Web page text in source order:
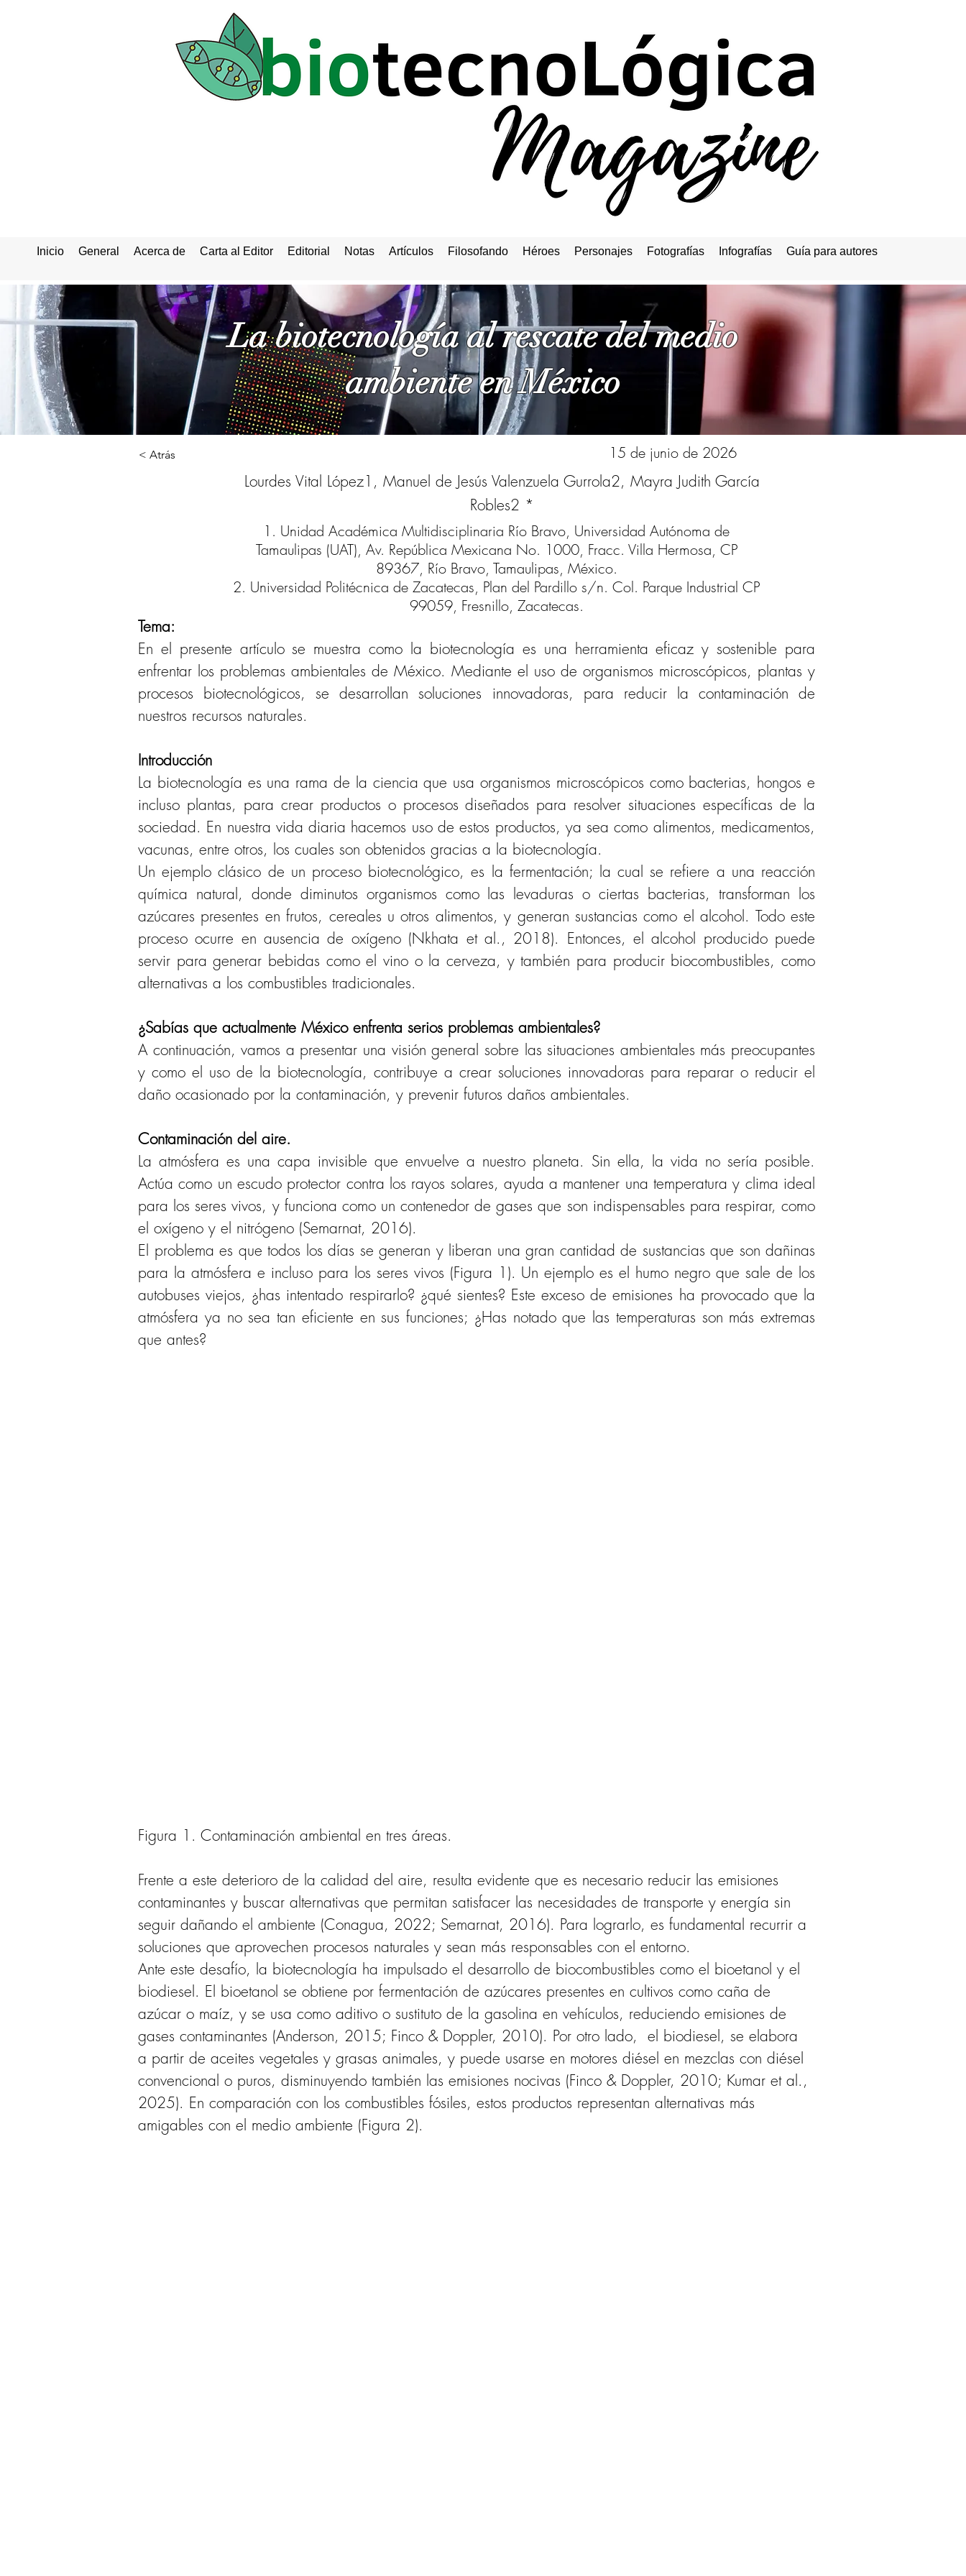
Inicio General Acerca de Carta al Editor Editorial Notas Artículos Filosofando Héroes Personajes Fotografías Infografías Guía para autores
La biotecnología al rescate del medio
ambiente en México
< Atrás
15 de junio de 2026
Lourdes Vital López1, Manuel de Jesús Valenzuela Gurrola2, Mayra Judith García
Robles2 *
1. Unidad Académica Multidisciplinaria Río Bravo, Universidad Autónoma de
Tamaulipas (UAT), Av. República Mexicana No. 1000, Fracc. Villa Hermosa, CP
89367, Río Bravo, Tamaulipas, México.
2. Universidad Politécnica de Zacatecas, Plan del Pardillo s/n. Col. Parque Industrial CP
99059, Fresnillo, Zacatecas.
Tema:
En el presente artículo se muestra como la biotecnología es una herramienta eficaz y sostenible para
enfrentar los problemas ambientales de México. Mediante el uso de organismos microscópicos, plantas y
procesos biotecnológicos, se desarrollan soluciones innovadoras, para reducir la contaminación de
nuestros recursos naturales.
Introducción
La biotecnología es una rama de la ciencia que usa organismos microscópicos como bacterias, hongos e
incluso plantas, para crear productos o procesos diseñados para resolver situaciones específicas de la
sociedad. En nuestra vida diaria hacemos uso de estos productos, ya sea como alimentos, medicamentos,
vacunas, entre otros, los cuales son obtenidos gracias a la biotecnología.
Un ejemplo clásico de un proceso biotecnológico, es la fermentación; la cual se refiere a una reacción
química natural, donde diminutos organismos como las levaduras o ciertas bacterias, transforman los
azúcares presentes en frutos, cereales u otros alimentos, y generan sustancias como el alcohol. Todo este
proceso ocurre en ausencia de oxígeno (Nkhata et al., 2018). Entonces, el alcohol producido puede
servir para generar bebidas como el vino o la cerveza, y también para producir biocombustibles, como
alternativas a los combustibles tradicionales.
¿Sabías que actualmente México enfrenta serios problemas ambientales?
A continuación, vamos a presentar una visión general sobre las situaciones ambientales más preocupantes
y como el uso de la biotecnología, contribuye a crear soluciones innovadoras para reparar o reducir el
daño ocasionado por la contaminación, y prevenir futuros daños ambientales.
Contaminación del aire.
La atmósfera es una capa invisible que envuelve a nuestro planeta. Sin ella, la vida no sería posible.
Actúa como un escudo protector contra los rayos solares, ayuda a mantener una temperatura y clima ideal
para los seres vivos, y funciona como un contenedor de gases que son indispensables para respirar, como
el oxígeno y el nitrógeno (Semarnat, 2016).
El problema es que todos los días se generan y liberan una gran cantidad de sustancias que son dañinas
para la atmósfera e incluso para los seres vivos (Figura 1). Un ejemplo es el humo negro que sale de los
autobuses viejos, ¿has intentado respirarlo? ¿qué sientes? Este exceso de emisiones ha provocado que la
atmósfera ya no sea tan eficiente en sus funciones; ¿Has notado que las temperaturas son más extremas
que antes?
Figura 1. Contaminación ambiental en tres áreas.
Frente a este deterioro de la calidad del aire, resulta evidente que es necesario reducir las emisiones
contaminantes y buscar alternativas que permitan satisfacer las necesidades de transporte y energía sin
seguir dañando el ambiente (Conagua, 2022; Semarnat, 2016). Para lograrlo, es fundamental recurrir a
soluciones que aprovechen procesos naturales y sean más responsables con el entorno.
Ante este desafío, la biotecnología ha impulsado el desarrollo de biocombustibles como el bioetanol y el
biodiesel. El bioetanol se obtiene por fermentación de azúcares presentes en cultivos como caña de
azúcar o maíz, y se usa como aditivo o sustituto de la gasolina en vehículos, reduciendo emisiones de
gases contaminantes (Anderson, 2015; Finco & Doppler, 2010). Por otro lado,  el biodiesel, se elabora
a partir de aceites vegetales y grasas animales, y puede usarse en motores diésel en mezclas con diésel
convencional o puros, disminuyendo también las emisiones nocivas (Finco & Doppler, 2010; Kumar et al.,
2025). En comparación con los combustibles fósiles, estos productos representan alternativas más
amigables con el medio ambiente (Figura 2).